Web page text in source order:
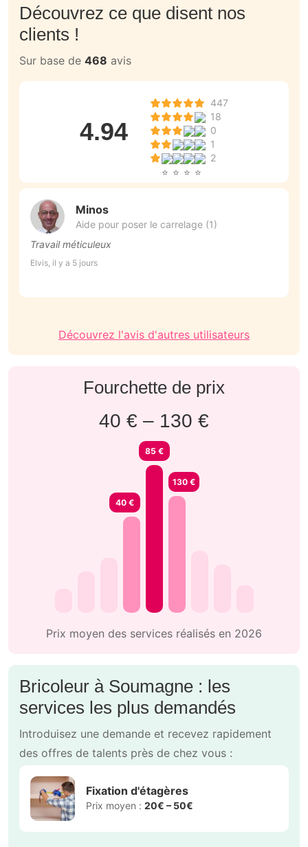
Découvrez ce que disent nos
clients !
Sur base de 468 avis
4.94
447
18
0
1
2
Minos
Aide pour poser le carrelage (1)
Travail méticuleux
Elvis, il y a 5 jours
Découvrez l'avis d'autres utilisateurs
Fourchette de prix
40 € – 130 €
40 €
85 €
130 €
Prix moyen des services réalisés en 2026
Bricoleur à Soumagne : les
services les plus demandés
Introduisez une demande et recevez rapidement
des offres de talents près de chez vous :
Fixation d'étagères
Prix moyen : 20€ – 50€